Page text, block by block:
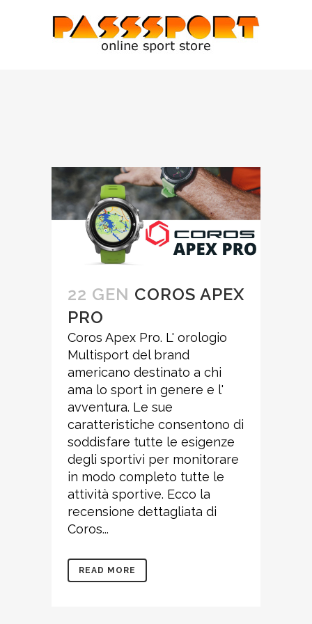
22 GEN COROS APEX
PRO
Coros Apex Pro. L' orologio
Multisport del brand
americano destinato a chi
ama lo sport in genere e l'
avventura. Le sue
caratteristiche consentono di
soddisfare tutte le esigenze
degli sportivi per monitorare
in modo completo tutte le
attività sportive. Ecco la
recensione dettagliata di
Coros...
READ MORE